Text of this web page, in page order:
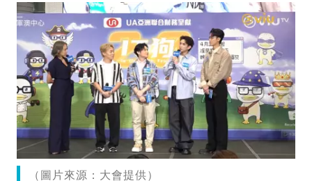
（圖片來源：大會提供）